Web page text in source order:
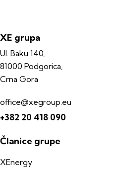
XE grupa
Ul. Baku 140,
81000 Podgorica,
Crna Gora
office@xegroup.eu
+382 20 418 090
Članice grupe
XEnergy